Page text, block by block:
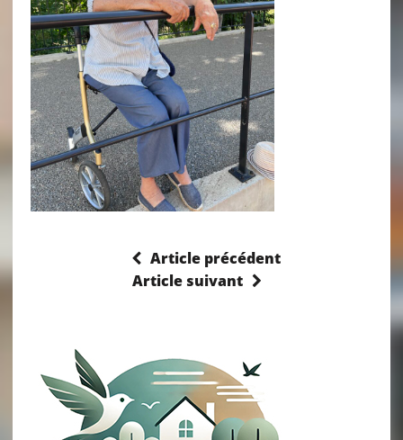
Article précédent
Article suivant